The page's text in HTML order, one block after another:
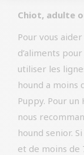
Chiot, adulte
Pour vous
d’aliments
utiliser les
hound a moins
Puppy. Pour
nous
hound senior.
et de moins de